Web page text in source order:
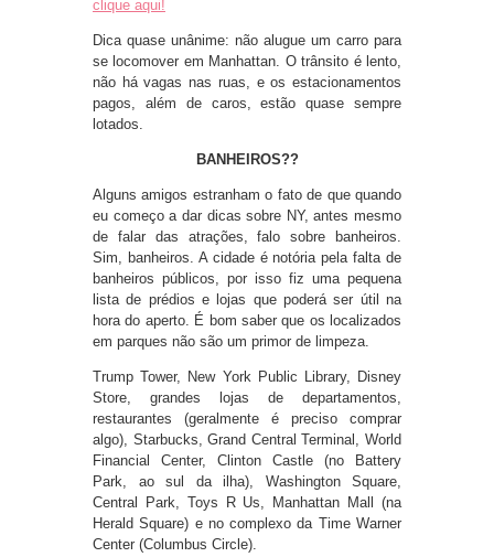
clique aqui!
Dica quase unânime: não alugue um carro para
se locomover em Manhattan. O trânsito é lento,
não há vagas nas ruas, e os estacionamentos
pagos, além de caros, estão quase sempre
lotados.
BANHEIROS??
Alguns amigos estranham o fato de que quando
eu começo a dar dicas sobre NY, antes mesmo
de falar das atrações, falo sobre banheiros.
Sim, banheiros. A cidade é notória pela falta de
banheiros públicos, por isso fiz uma pequena
lista de prédios e lojas que poderá ser útil na
hora do aperto. É bom saber que os localizados
em parques não são um primor de limpeza.
Trump Tower, New York Public Library, Disney
Store, grandes lojas de departamentos,
restaurantes (geralmente é preciso comprar
algo), Starbucks, Grand Central Terminal, World
Financial Center, Clinton Castle (no Battery
Park, ao sul da ilha), Washington Square,
Central Park, Toys R Us, Manhattan Mall (na
Herald Square) e no complexo da Time Warner
Center (Columbus Circle).